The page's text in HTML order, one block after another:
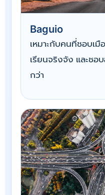
Baguio
เหมาะกับคนที่ชอบเ
เรียนจริงจัง และชอ
กว่า